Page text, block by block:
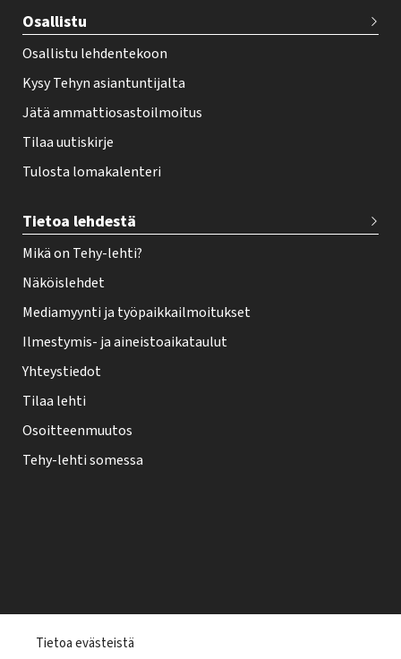
r
Osallistu
Osallistu lehdentekoon
Kysy Tehyn asiantuntijalta
Jätä ammattiosastoilmoitus
Tilaa uutiskirje
Tulosta lomakalenteri
Tietoa lehdestä
Mikä on Tehy-lehti?
Näköislehdet
Mediamyynti ja työpaikkailmoitukset
Ilmestymis- ja aineistoaikataulut
Yhteystiedot
Tilaa lehti
Osoitteenmuutos
Tehy-lehti somessa
Tietoa evästeistä